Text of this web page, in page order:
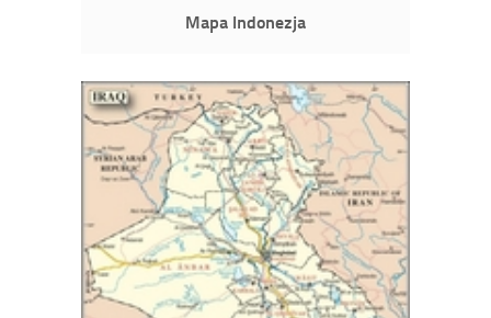
Mapa Indonezja